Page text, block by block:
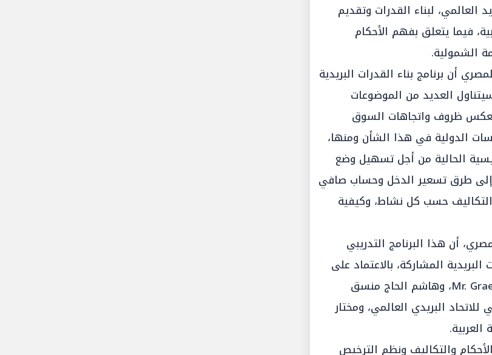
العالمي، لبناء القدرات وتقديم
فيما يتعلق بفهم الأحكام
الشمولية.
أن برنامج بناء القدرات البريدية
العديد من الموضوعات
ظروف واتجاهات السوق
الدولية في هذا الشأن ومنها،
الحالية من أجل تسهيل وضع
إلى طرق تسعير الدخل وحساب صافي
التكاليف حسب كل نشاط، وكيفية
أن هذا البرنامج التدريبي
المشاركة، بالاعتماد على
نخبة من الخبراء الدوليين على رأسهم Mr. Graeme LEE، وهاشم الحاج منسق
البريدي العالمي، ومختار
والتكاليف ونظم الترخيص